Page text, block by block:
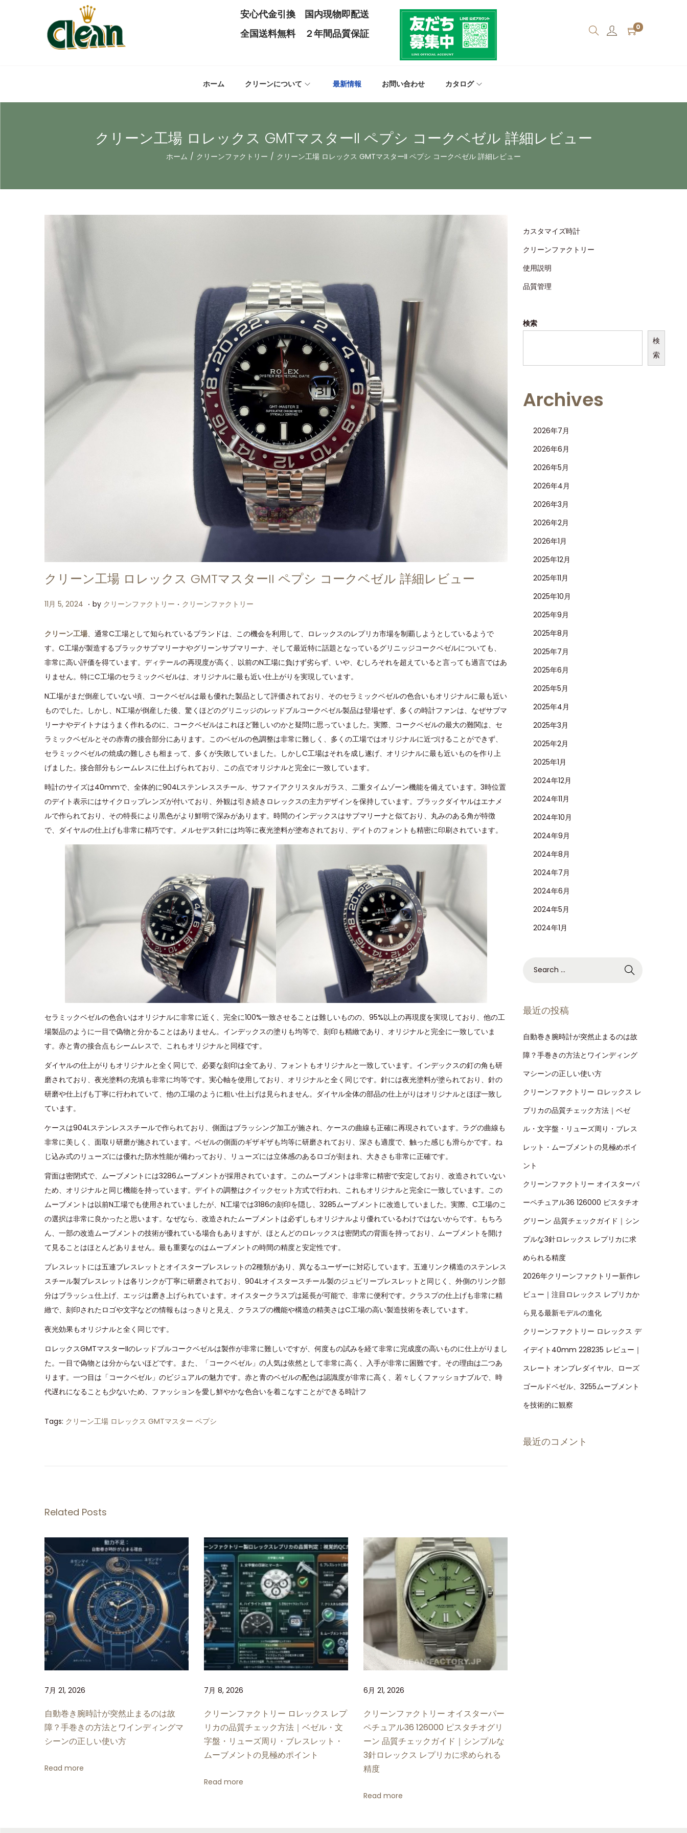
安心代金引換 国内現物即配送
全国送料無料 ２年間品質保証
0
ホーム クリーンについて 最新情報 お問い合わせ カタログ
クリーン工場 ロレックス GMTマスターII ペプシ コークベゼル 詳細レビュー
ホーム / クリーンファクトリー / クリーン工場 ロレックス GMTマスターII ペプシ コークベゼル 詳細レビュー
クリーン工場 ロレックス GMTマスターII ペプシ コークベゼル 詳細レビュー
P
s
t
e
d
11月 5, 2024
月
1
1
,
. by クリーンファクトリー . P
s
t
e
d
n
クリーンファクトリー
クリーン工場、通常C工場として知られているブランドは、この機会を利用して、ロレックスのレプリカ市場を制覇しようとしているようで
す。C工場が製造するブラックサブマリーナやグリーンサブマリーナ、そして最近特に話題となっているグリニッジコークベゼルについても、
非常に高い評価を得ています。ディテールの再現度が高く、以前のN工場に負けず劣らず、いや、むしろそれを超えていると言っても過言ではあ
りません。特にC工場のセラミックベゼルは、オリジナルに最も近い仕上がりを実現しています。
N工場がまだ倒産していない頃、コークベゼルは最も優れた製品として評価されており、そのセラミックベゼルの色合いもオリジナルに最も近い
ものでした。しかし、N工場が倒産した後、驚くほどのグリニッジのレッドブルコークベゼル製品は登場せず、多くの時計ファンは、なぜサブマ
リーナやデイトナはうまく作れるのに、コークベゼルはこれほど難しいのかと疑問に思っていました。実際、コークベゼルの最大の難関は、セ
ラミックベゼルとその赤青の接合部分にあります。このベゼルの色調整は非常に難しく、多くの工場ではオリジナルに近づけることができず、
セラミックベゼルの焼成の難しさも相まって、多くが失敗していました。しかしC工場はそれを成し遂げ、オリジナルに最も近いものを作り上
げました。接合部分もシームレスに仕上げられており、この点でオリジナルと完全に一致しています。
時計のサイズは40mmで、全体的に904Lステンレススチール、サファイアクリスタルガラス、二重タイムゾーン機能を備えています。3時位置
のデイト表示にはサイクロップレンズが付いており、外観は引き続きロレックスの主力デザインを保持しています。ブラックダイヤルはエナメ
ルで作られており、その特長により黒色がより鮮明で深みがあります。時間のインデックスはサブマリーナと似ており、丸みのある角が特徴
で、ダイヤルの仕上げも非常に精巧です。メルセデス針には均等に夜光塗料が塗布されており、デイトのフォントも精密に印刷されています。
セラミックベゼルの色合いはオリジナルに非常に近く、完全に100%一致させることは難しいものの、95%以上の再現度を実現しており、他の工
場製品のように一目で偽物と分かることはありません。インデックスの塗りも均等で、刻印も精緻であり、オリジナルと完全に一致していま
す。赤と青の接合点もシームレスで、これもオリジナルと同様です。
ダイヤルの仕上がりもオリジナルと全く同じで、必要な刻印は全てあり、フォントもオリジナルと一致しています。インデックスの釘の角も研
磨されており、夜光塗料の充填も非常に均等です。実心軸を使用しており、オリジナルと全く同じです。針には夜光塗料が塗られており、針の
研磨や仕上げも丁寧に行われていて、他の工場のように粗い仕上げは見られません。ダイヤル全体の部品の仕上がりはオリジナルとほぼ一致し
ています。
ケースは904Lステンレススチールで作られており、側面はブラッシング加工が施され、ケースの曲線も正確に再現されています。ラグの曲線も
非常に美しく、面取り研磨が施されています。ベゼルの側面のギザギザも均等に研磨されており、深さも適度で、触った感じも滑らかです。ね
じ込み式のリューズには優れた防水性能が備わっており、リューズには立体感のあるロゴが刻まれ、大きさも非常に正確です。
背面は密閉式で、ムーブメントには3286ムーブメントが採用されています。このムーブメントは非常に精密で安定しており、改造されていない
ため、オリジナルと同じ機能を持っています。デイトの調整はクイックセット方式で行われ、これもオリジナルと完全に一致しています。この
ムーブメントは以前N工場でも使用されていましたが、N工場では3186の刻印を隠し、3285ムーブメントに改造していました。実際、C工場のこ
の選択は非常に良かったと思います。なぜなら、改造されたムーブメントは必ずしもオリジナルより優れているわけではないからです。もちろ
ん、一部の改造ムーブメントの技術が優れている場合もありますが、ほとんどのロレックスは密閉式の背面を持っており、ムーブメントを開け
て見ることはほとんどありません。最も重要なのはムーブメントの時間の精度と安定性です。
ブレスレットには五連ブレスレットとオイスターブレスレットの2種類があり、異なるユーザーに対応しています。五連リンク構造のステンレス
スチール製ブレスレットは各リンクが丁寧に研磨されており、904Lオイスタースチール製のジュビリーブレスレットと同じく、外側のリンク部
分はブラッシュ仕上げ、エッジは磨き上げられています。オイスタークラスプは延長が可能で、非常に便利です。クラスプの仕上げも非常に精
緻で、刻印されたロゴや文字などの情報もはっきりと見え、クラスプの機能や構造の精美さはC工場の高い製造技術を表しています。
夜光効果もオリジナルと全く同じです。
ロレックスGMTマスターIIのレッドブルコークベゼルは製作が非常に難しいですが、何度もの試みを経て非常に完成度の高いものに仕上がりまし
た。一目で偽物とは分からないほどです。また、「コークベゼル」の人気は依然として非常に高く、入手が非常に困難です。その理由は二つあ
ります。一つ目は「コークベゼル」のビジュアルの魅力です。赤と青のベゼルの配色は認識度が非常に高く、若々しくファッショナブルで、時
代遅れになることも少ないため、ファッションを愛し鮮やかな色合いを着こなすことができる時計フ
Tags: クリーン工場 ロレックス GMTマスター ペプシ
ァ
ト
リ
ー
ロ
レ
ッ
ク
ス
シ
ル
レ
ッ
ド
ー
Related Posts
7月 21, 2026
自動巻き腕時計が突然止まるのは故
障？手巻きの方法とワインディングマ
シーンの正しい使い方
Read more
7月 8, 2026
クリーンファクトリー ロレックス レプ
リカの品質チェック方法｜ベゼル・文
字盤・リューズ周り・ブレスレット・
ムーブメントの見極めポイント
Read more
6月 21, 2026
クリーンファクトリー オイスターパー
ペチュアル36 126000 ピスタチオグリ
ーン 品質チェックガイド｜シンプルな
3針ロレックス レプリカに求められる
精度
Read more
カスタマイズ時計
クリーンファクトリー
使用説明
品質管理
検索
検
索
Archives
2026年7月
2026年6月
2026年5月
2026年4月
2026年3月
2026年2月
2026年1月
2025年12月
2025年11月
2025年10月
2025年9月
2025年8月
2025年7月
2025年6月
2025年5月
2025年4月
2025年3月
2025年2月
2025年1月
2024年12月
2024年11月
2024年10月
2024年9月
2024年8月
2024年7月
2024年6月
2024年5月
2024年1月
最近の投稿
自動巻き腕時計が突然止まるのは故
障？手巻きの方法とワインディング
マシーンの正しい使い方
クリーンファクトリー ロレックス レ
プリカの品質チェック方法｜ベゼ
ル・文字盤・リューズ周り・ブレス
レット・ムーブメントの見極めポイ
ント
クリーンファクトリー オイスターパ
ーペチュアル36 126000 ピスタチオ
グリーン 品質チェックガイド｜シン
プルな3針ロレックス レプリカに求
められる精度
2026年クリーンファクトリー新作レ
ビュー｜注目ロレックス レプリカか
ら見る最新モデルの進化
クリーンファクトリー ロレックス デ
イデイト40mm 228235 レビュー｜
スレート オンブレダイヤル、ローズ
ゴールドベゼル、3255ムーブメント
を技術的に観察
最近のコメント